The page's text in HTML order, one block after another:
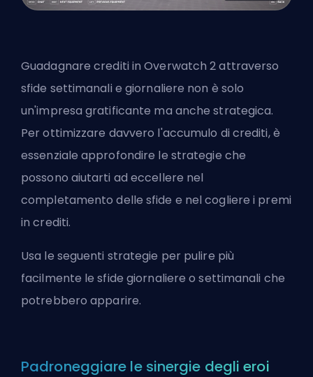
Guadagnare crediti in Overwatch 2 attraverso
sfide settimanali e giornaliere non è solo
un'impresa gratificante ma anche strategica.
Per ottimizzare davvero l'accumulo di crediti, è
essenziale approfondire le strategie che
possono aiutarti ad eccellere nel
completamento delle sfide e nel cogliere i premi
in crediti.
Usa le seguenti strategie per pulire più
facilmente le sfide giornaliere o settimanali che
potrebbero apparire.
Padroneggiare le sinergie degli eroi